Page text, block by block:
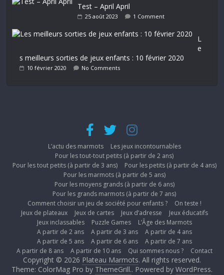
Test – April April
25 août 2023 1 Comment
L
e
s meilleurs sorties de jeux enfants : 10 février 2020
10 février 2020 No Comments
L’actu des marmots
Les jeux incontournables
Pour les tout-tout petits (à partir de 2 ans)
Pour les tout petits (à partir de 3 ans)
Pour les petits (à partir de 4 ans)
Pour les marmots (à partir de 5 ans)
Pour les moyens grands (à partir de 6 ans)
Pour les grands marmots (à partir de 7 ans)
Comment choisir un jeu de société pour enfants ?
On teste !
Jeux de plateaux
Jeux de cartes Jeux d’adresse
Jeux éducatifs
Jeux inclassables
Puzzle Games
L’Âge des Marmots
A partir de 2 ans
A partir de 3 ans
A partir de 4 ans
A partir de 5 ans
A partir de 6 ans
A partir de 7 ans
A partir de 8 ans
A partir de 10 ans Qui sommes nous ? Contact
Copyright © 2026 Plateau Marmots. All rights reserved.
Theme: ColorMag Pro by ThemeGrill.. Powered by WordPress.